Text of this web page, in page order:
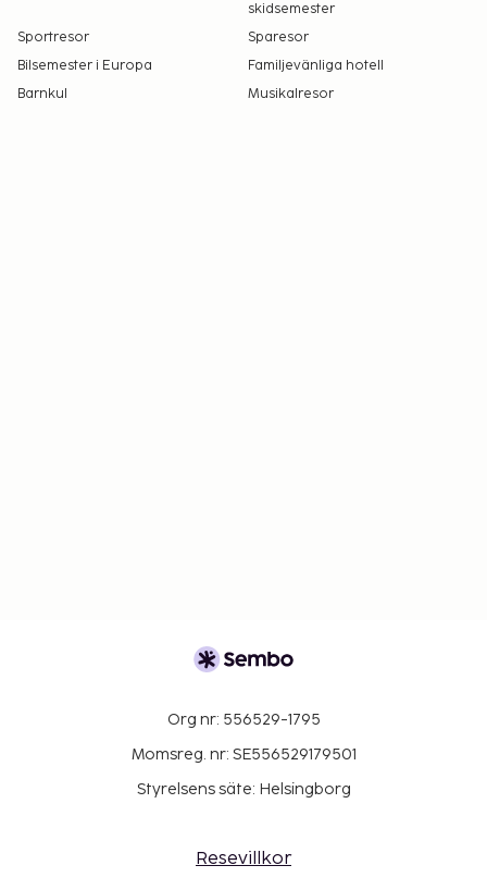
skidsemester
Sportresor
Sparesor
Bilsemester i Europa
Familjevänliga hotell
Barnkul
Musikalresor
Org nr: 556529-1795
Momsreg. nr: SE556529179501
Styrelsens säte: Helsingborg
Resevillkor